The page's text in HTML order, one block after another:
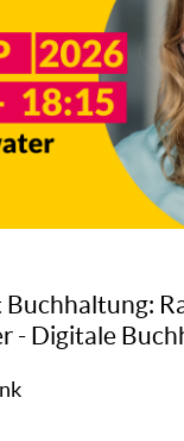
- Digitale